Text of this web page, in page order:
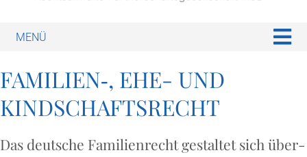
FAMILIEN‑, EHE- UND
KINDSCHAFTSRECHT
Das deut­sche Fami­li­en­recht gestal­tet sich über­